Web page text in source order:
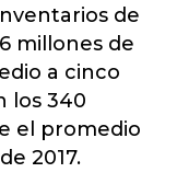
de
millones de
a cinco
los 340
el promedio
2017.